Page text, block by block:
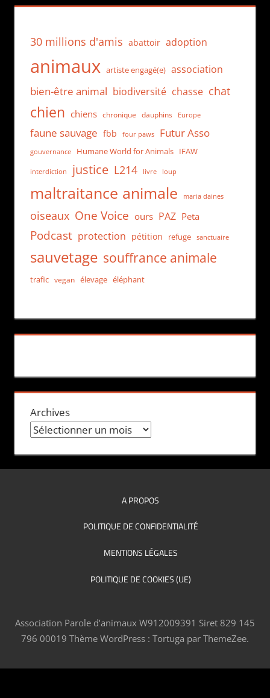
30 millions d'amis abattoir adoption
animaux artiste engagé(e) association
bien-être animal biodiversité chasse chat
chien chiens chronique dauphins Europe
faune sauvage fbb four paws Futur Asso
gouvernance Humane World for Animals IFAW
interdiction justice L214 livre loup
maltraitance animale maria daines
oiseaux One Voice ours PAZ Peta
Podcast protection pétition refuge sanctuaire
sauvetage souffrance animale
trafic vegan élevage éléphant
Archives
A PROPOS
POLITIQUE DE CONFIDENTIALITÉ
MENTIONS LÉGALES
POLITIQUE DE COOKIES (UE)
Association Parole d’animaux W912009391 Siret 829 145
796 00019 Thème WordPress : Tortuga par ThemeZee.